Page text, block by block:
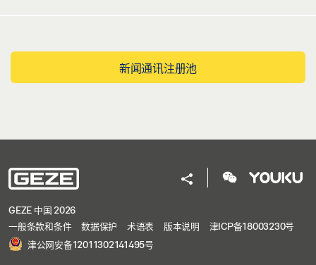
新闻通讯注册池
GEZE 中国 2026
一般条款和条件
数据保护 术语表 版本说明
津ICP备18003230号
津公网安备12011302141495号